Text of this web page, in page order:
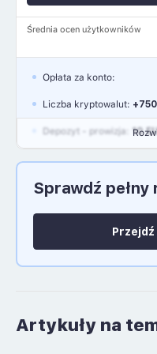
Średnia ocen użytkowników
Opłata za konto:
Liczba kryptowalut: +750
Depozyt - prowizja: 10
Język polski: NIE
Sprawdź pełny
Artykuły na